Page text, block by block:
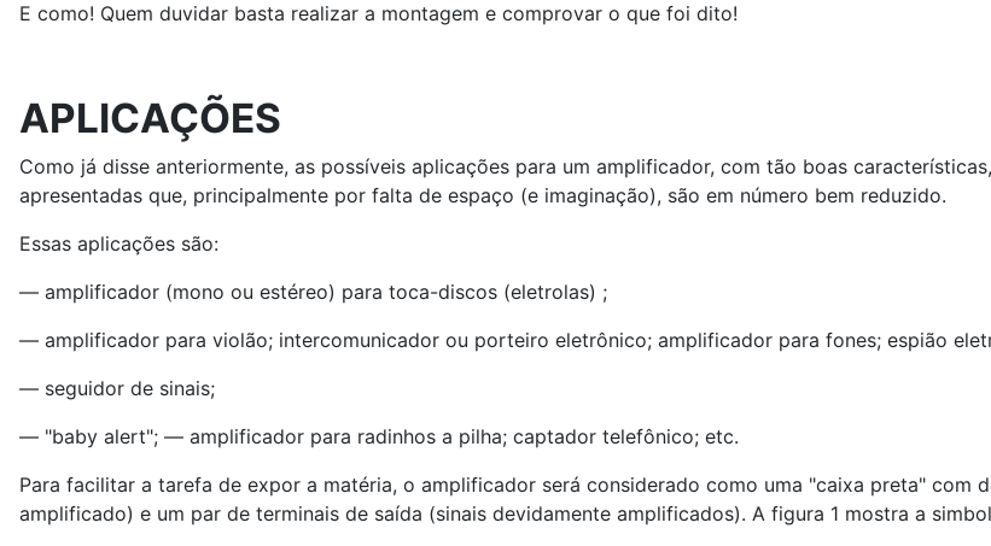
E como! Quem duvidar basta realizar a montagem e comprovar o que foi dito!
APLICAÇÕES
Como já disse anteriormente, as possíveis aplicações para um amplificador, com tão boas
apresentadas que, principalmente por falta de espaço (e imaginação), são em número bem reduzido.
Essas aplicações são:
— amplificador (mono ou estéreo) para toca-discos (eletrolas) ;
— amplificador para violão; intercomunicador ou porteiro eletrônico; amplificador para fones; espião
— seguidor de sinais;
— "baby alert"; — amplificador para radinhos a pilha; captador telefônico; etc.
Para facilitar a tarefa de expor a matéria, o amplificador será considerado como uma "caixa preta" com
amplificado) e um par de terminais de saída (sinais devidamente amplificados). A figura 1 mostra a